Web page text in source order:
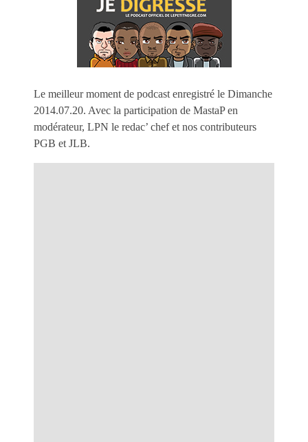
Le meilleur moment de podcast enregistré le Dimanche
2014.07.20. Avec la participation de MastaP en
modérateur, LPN le redac’ chef et nos contributeurs
PGB et JLB.